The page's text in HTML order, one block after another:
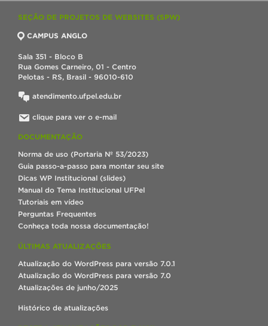
SEÇÃO DE PROJETOS DE WEBSITES (SPW)
CAMPUS ANGLO
Sala 351 - Bloco B
Rua Gomes Carneiro, 01 - Centro
Pelotas - RS, Brasil - 96010-610
atendimento.ufpel.edu.br
clique para ver o e-mail
DOCUMENTAÇÃO
Norma de uso (Portaria Nº 53/2023)
Guia passo-a-passo para montar seu site
Dicas WP Institucional (slides)
Manual do Tema Institucional UFPel
Tutoriais em vídeo
Perguntas Frequentes
Conheça toda nossa documentação!
ÚLTIMAS ATUALIZAÇÕES
Atualização do WordPress para versão 7.0.1
Atualização do WordPress para versão 7.0
Atualizações de junho/2025
Histórico de atualizações